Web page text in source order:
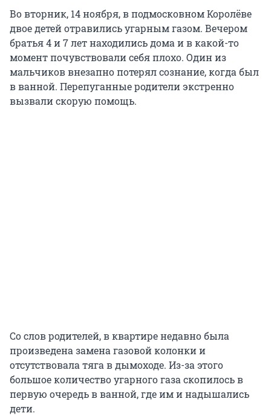
Во вторник, 14 ноября, в подмосковном Королёве
двое детей отравились угарным газом. Вечером
братья 4 и 7 лет находились дома и в какой-то
момент почувствовали себя плохо. Один из
мальчиков внезапно потерял сознание, когда был
в ванной. Перепуганные родители экстренно
вызвали скорую помощь.
Со слов родителей, в квартире недавно была
произведена замена газовой колонки и
отсутствовала тяга в дымоходе. Из-за этого
большое количество угарного газа скопилось в
первую очередь в ванной, где им и надышались
дети.